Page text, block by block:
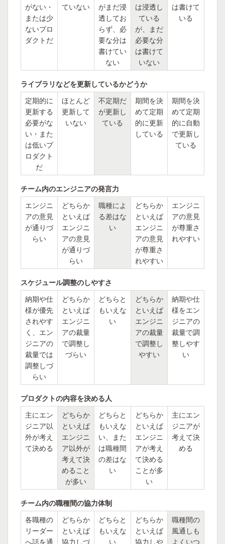
がない・
または少
ないプロ
ダクトだ
ていない
がまだ浸
透してお
らず、必
要な分は
書けてい
ない
は浸透し
ている
が、まだ
必要な分
は書けて
いない
は書けて
いる
ライブラリなどを更新しているかどうか
定期的に
更新する
必要がな
い・また
は低いプ
ロダクト
だ
ほとんど
更新して
いない
不定期だ
が更新し
ている
期間を決
めて定期
的に更新
している
期間を決
めて定期
的に自動
で更新し
ている
チーム内のエンジニアの発言力
エンジニ
アの意見
が通りづ
らい
どちらか
といえば
エンジニ
アの意見
が通りづ
らい
職種によ
る差はな
い
どちらか
といえば
エンジニ
アの意見
が尊重さ
れやすい
エンジニ
アの意見
が尊重さ
れやすい
スケジュール調整のしやすさ
納期や仕
様が優先
されやす
く、エン
ジニアの
裁量では
調整しづ
らい
どちらか
といえば
エンジニ
アの裁量
で調整し
づらい
どちらと
もいえな
い
どちらか
といえば
エンジニ
アの裁量
で調整し
やすい
納期や仕
様をエン
ジニアの
裁量で調
整しやす
い
プロダクトの内容を決める人
主にエン
ジニア以
外が考え
て決める
どちらか
といえば
エンジニ
ア以外が
考えて決
めること
が多い
どちらと
もいえな
い、また
は職種間
の差はな
い
どちらか
といえば
エンジニ
アが考え
て決める
ことが多
い
主にエン
ジニアが
考えて決
める
チーム内の職種間の協力体制
各職種の
リーダー
へ話を通
どちらか
といえば
協力しづ
どちらと
もいえな
い
どちらか
といえば
協力しや
職種間の
風通しも
よくいつ